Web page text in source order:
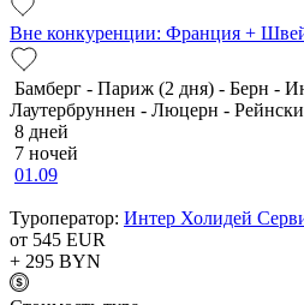
Вне конкуренции: Франция +
Бамберг - Париж (2 дня) - Берн -
Лаутербруннен - Люцерн -
8 дней
7 ночей
01.09
Туроператор: Интер Холидей
от 545 EUR
+ 295 BYN